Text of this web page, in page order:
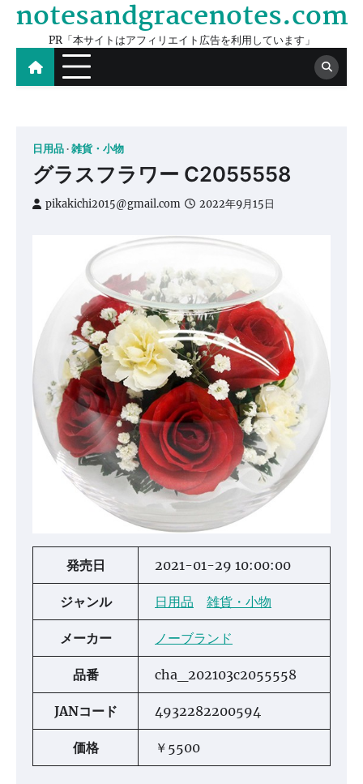
Skip
content
notesandgracenotes.com
PR「本サイトはアフィリエイト広告を利用しています」
日用品 雑貨・小物
グラスフラワー C2055558
pikakichi2015@gmail.com 2022年9月15日
発売日 2021-01-29 10:00:00
ジャンル 日用品 雑貨・小物
メーカー ノーブランド
品番 cha_202103c2055558
JANコード 4932282200594
価格 ￥5500